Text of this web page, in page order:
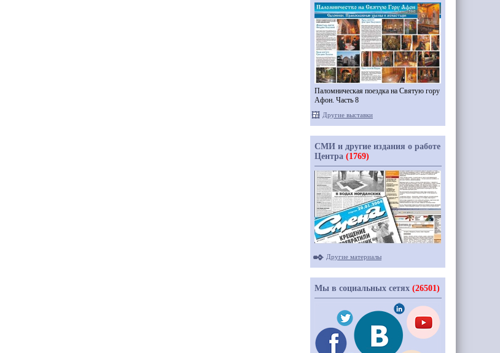
Паломническая поездка на Святую гору
Афон. Часть 8
Другие выставки
СМИ и другие издания о работе
Центра (1769)
Другие материалы
Мы в социальных сетях (26501)